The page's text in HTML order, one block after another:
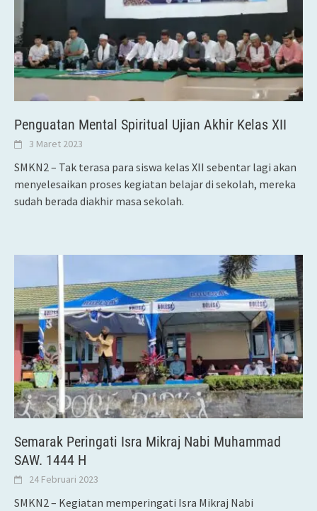
Penguatan Mental Spiritual Ujian Akhir Kelas XII
3 Maret 2023
SMKN2 – Tak terasa para siswa kelas XII sebentar lagi akan
menyelesaikan proses kegiatan belajar di sekolah, mereka
sudah berada diakhir masa sekolah.
Semarak Peringati Isra Mikraj Nabi Muhammad
SAW. 1444 H
24 Februari 2023
SMKN2 – Kegiatan memperingati Isra Mikraj Nabi